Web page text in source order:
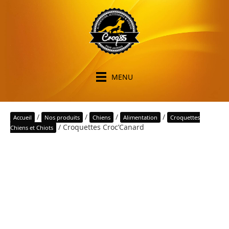
MENU
Accueil / Nos produits / Chiens / Alimentation /
Croquettes
Chiens et Chiots
/ Croquettes Croc’Canard